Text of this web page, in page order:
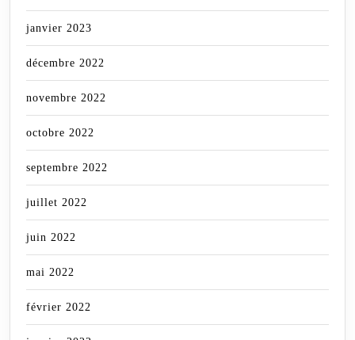
janvier 2023
décembre 2022
novembre 2022
octobre 2022
septembre 2022
juillet 2022
juin 2022
mai 2022
février 2022